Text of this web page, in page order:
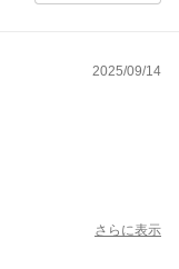
2025/09/14
だと楽だなと思い
さらに表示